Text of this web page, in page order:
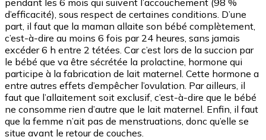
pendant les 6 mois qui suivent l’accouchement (98 %
d’efficacité), sous respect de certaines conditions. D’une
part, il faut que la maman allaite son bébé complètement,
c’est-à-dire au moins 6 fois par 24 heures, sans jamais
excéder 6 h entre 2 tétées. Car c’est lors de la succion par
le bébé que va être sécrétée la prolactine, hormone qui
participe à la fabrication de lait maternel. Cette hormone a
entre autres effets d’empêcher l’ovulation. Par ailleurs, il
faut que l’allaitement soit exclusif, c’est-à-dire que le bébé
ne consomme rien d’autre que le lait maternel. Enfin, il faut
que la femme n’ait pas de menstruations, donc qu’elle se
situe avant le retour de couches.